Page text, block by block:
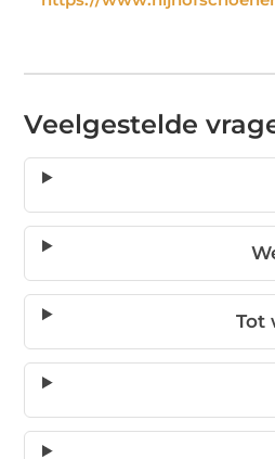
Veelgestelde
Tot